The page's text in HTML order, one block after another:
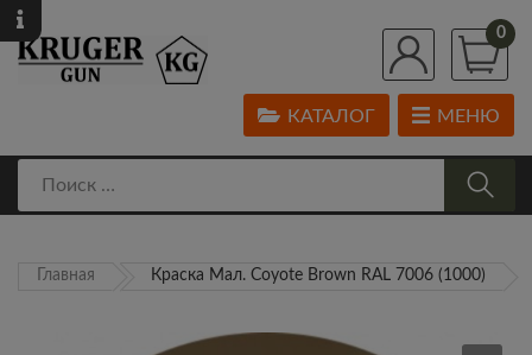
0
МЕНЮ
КАТАЛОГ
Главная Краска Мал. Coyote Brown RAL 7006 (1000)